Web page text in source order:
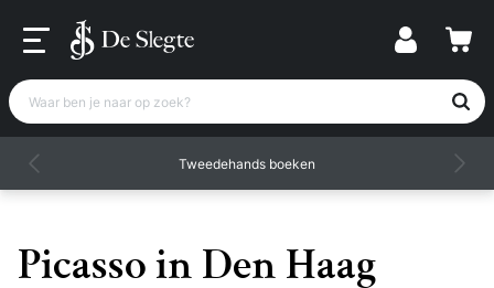
Waar ben je naar op zoek?
Tweedehands boeken
Picasso in Den Haag